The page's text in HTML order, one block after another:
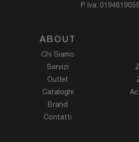
P. Iva:
ABOUT
Chi Siamo
Servizi
Outlet
Cataloghi
Brand
Contatti